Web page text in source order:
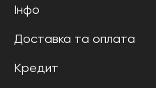
Інфо
Доставка та оплата
Кредит